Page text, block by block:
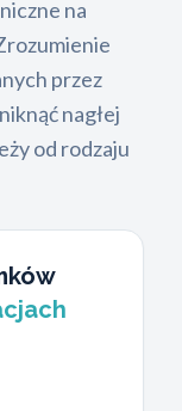
na
przez
nagłej
od rodzaju